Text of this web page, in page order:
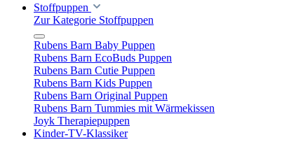
Stoffpuppen
Zur Kategorie Stoffpuppen
Rubens Barn Baby Puppen
Rubens Barn EcoBuds Puppen
Rubens Barn Cutie Puppen
Rubens Barn Kids Puppen
Rubens Barn Original Puppen
Rubens Barn Tummies mit Wärmekissen
Joyk Therapiepuppen
Kinder-TV-Klassiker